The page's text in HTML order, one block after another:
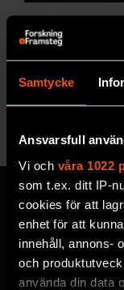
Samtycke
Ansvarsfull
Vi och våra 1022
som t.ex. ditt IP-
cookies för att
enhet för att
innehåll, annons-
och
använda din data
MISSA ALDRIG EN